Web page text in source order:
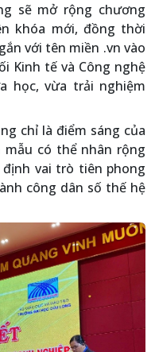
sẽ mở rộng chương
khóa mới, đồng thời
với tên miền .vn vào
Kinh tế và Công nghệ
học, vừa trải nghiệm
chỉ là điểm sáng của
có thể nhân rộng
vai trò tiên phong
công dân số thế hệ